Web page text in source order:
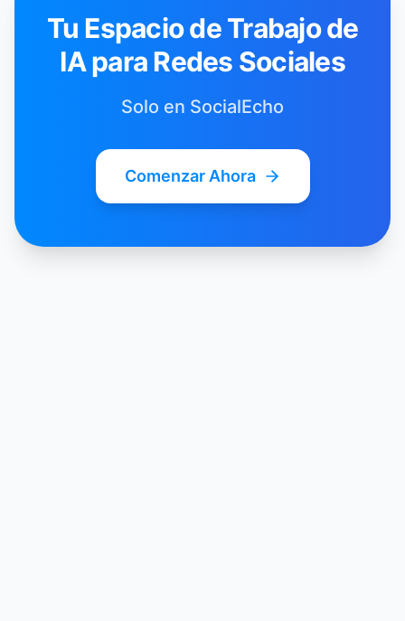
Tu Espacio de Trabajo de
IA para Redes Sociales
Solo en SocialEcho
Comenzar Ahora